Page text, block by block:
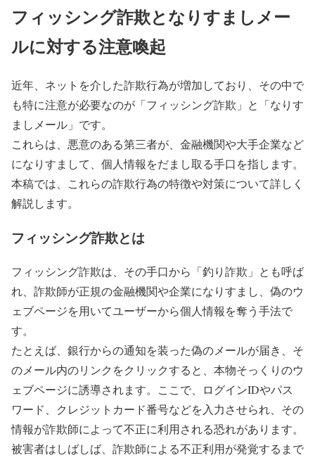
フィッシング詐欺となりすましメー
ルに対する注意喚起
近年、ネットを介した詐欺行為が増加しており、その中で
も特に注意が必要なのが「フィッシング詐欺」と「なりす
ましメール」です。
これらは、悪意のある第三者が、金融機関や大手企業など
になりすまして、個人情報をだまし取る手口を指します。
本稿では、これらの詐欺行為の特徴や対策について詳しく
解説します。
フィッシング詐欺とは
フィッシング詐欺は、その手口から「釣り詐欺」とも呼ば
れ、詐欺師が正規の金融機関や企業になりすまし、偽のウ
ェブページを用いてユーザーから個人情報を奪う手法で
す。
たとえば、銀行からの通知を装った偽のメールが届き、そ
のメール内のリンクをクリックすると、本物そっくりのウ
ェブページに誘導されます。ここで、ログインIDやパス
ワード、クレジットカード番号などを入力させられ、その
情報が詐欺師によって不正に利用される恐れがあります。
被害者はしばしば、詐欺師による不正利用が発覚するまで